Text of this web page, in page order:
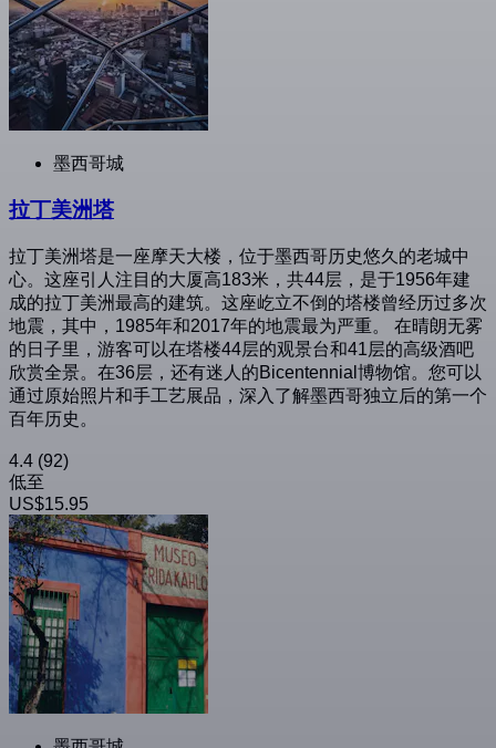
墨西哥城
拉丁美洲塔
拉丁美洲塔是一座摩天大楼，位于墨西哥历史悠久的老城中
心。这座引人注目的大厦高183米，共44层，是于1956年建
成的拉丁美洲最高的建筑。这座屹立不倒的塔楼曾经历过多次
地震，其中，1985年和2017年的地震最为严重。 在晴朗无雾
的日子里，游客可以在塔楼44层的观景台和41层的高级酒吧
欣赏全景。在36层，还有迷人的Bicentennial博物馆。您可以
通过原始照片和手工艺展品，深入了解墨西哥独立后的第一个
百年历史。
4.4 (92)
低至
US$15.95